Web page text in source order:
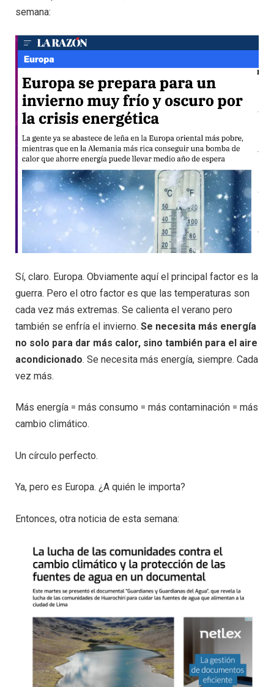
semana:
Sí, claro. Europa. Obviamente aquí el principal factor es la
guerra. Pero el otro factor es que las temperaturas son
cada vez más extremas. Se calienta el verano pero
también se enfría el invierno. Se necesita más energía
no solo para dar más calor, sino también para el aire
acondicionado. Se necesita más energía, siempre. Cada
vez más.
Más energía = más consumo = más contaminación = más
cambio climático.
Un círculo perfecto.
Ya, pero es Europa. ¿A quién le importa?
Entonces, otra noticia de esta semana: